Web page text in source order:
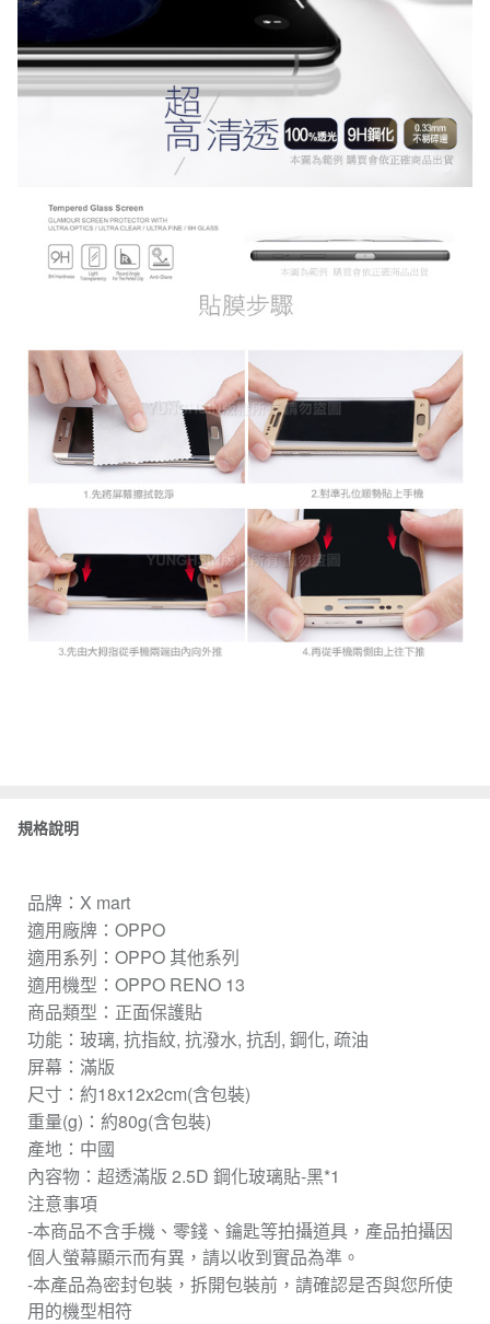
規格說明
品牌：X mart
適用廠牌：OPPO
適用系列：OPPO 其他系列
適用機型：OPPO RENO 13
商品類型：正面保護貼
功能：玻璃, 抗指紋, 抗潑水, 抗刮, 鋼化, 疏油
屏幕：滿版
尺寸：約18x12x2cm(含包裝)
重量(g)：約80g(含包裝)
產地：中國
內容物：超透滿版 2.5D 鋼化玻璃貼-黑*1
注意事項
-本商品不含手機、零錢、鑰匙等拍攝道具，產品拍攝因
個人螢幕顯示而有異，請以收到實品為準。
-本產品為密封包裝，拆開包裝前，請確認是否與您所使
用的機型相符